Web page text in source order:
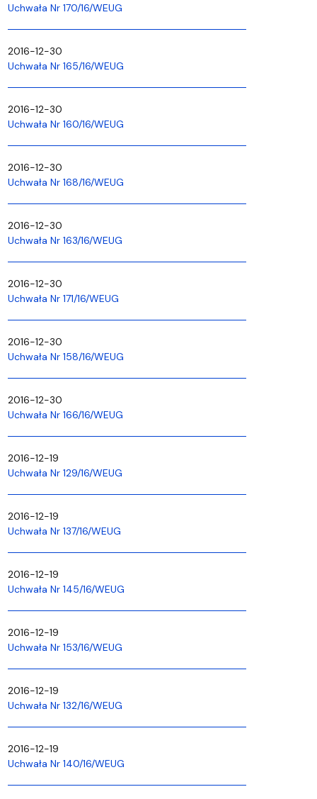
Uchwała Nr 170/16/WEUG
2016-12-30
Uchwała Nr 165/16/WEUG
2016-12-30
Uchwała Nr 160/16/WEUG
2016-12-30
Uchwała Nr 168/16/WEUG
2016-12-30
Uchwała Nr 163/16/WEUG
2016-12-30
Uchwała Nr 171/16/WEUG
2016-12-30
Uchwała Nr 158/16/WEUG
2016-12-30
Uchwała Nr 166/16/WEUG
2016-12-19
Uchwała Nr 129/16/WEUG
2016-12-19
Uchwała Nr 137/16/WEUG
2016-12-19
Uchwała Nr 145/16/WEUG
2016-12-19
Uchwała Nr 153/16/WEUG
2016-12-19
Uchwała Nr 132/16/WEUG
2016-12-19
Uchwała Nr 140/16/WEUG